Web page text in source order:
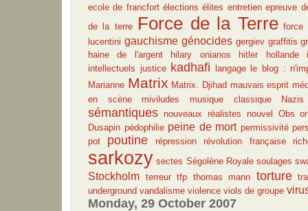
ecole de francfort élections élites entretien epreuve
de la terre
Force de la Terre force
lucentini gauchisme génocides gergiev graffitis
haine de l'argent
hilary onianos hitler hollande
intellectuels justice kadhafi langage
le blog :
Marianne Matrix Matrix. Djihad mauvais esprit
en scène
miviludes musique classique Nazis
sémantiques nouveaux réalistes nouvel Obs
Dusapin pédophilie peine de mort permissivité
pot
poutine répression révolution française
sarkozy sectes Ségolène Royale soulages
Stockholm terreur tfp thomas mann torture
underground vandalisme violence viols de groupe
Monday, 29 October 2007